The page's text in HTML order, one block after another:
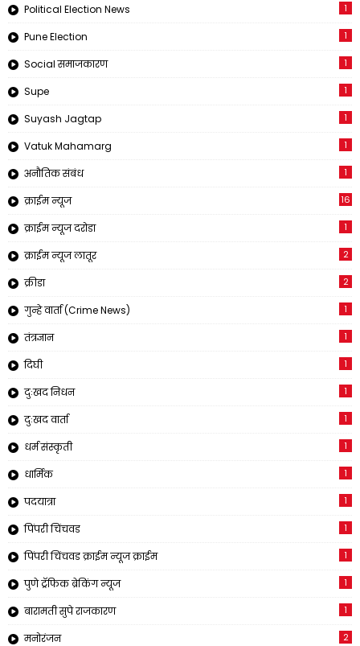
Political Election News 1
Pune Election 1
Social समाजकारण 1
Supe 1
Suyash Jagtap 1
Vatuk Mahamarg 1
अनौतिक संबंध 1
क्राईम न्यूज 16
क्राईम न्यूज दरोडा 1
क्राईम न्यूज लातूर 2
क्रीडा 2
गुन्हे वार्ता (Crime News) 1
तंत्रज्ञान 1
दिघी 1
दुःखद निधन 1
दुःखद वार्ता 1
धर्म संस्कृती 1
धार्मिक 1
पदयात्रा 1
पिंपरी चिंचवड 1
पिंपरी चिंचवड क्राईम न्यूज क्राईम 1
पुणे ट्रॅफिक ब्रेकिंग न्यूज 1
बारामती सुपे राजकारण 1
मनोरंजन 2